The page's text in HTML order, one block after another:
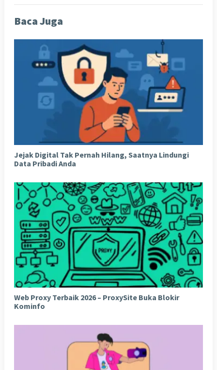
Baca Juga
Jejak Digital Tak Pernah Hilang, Saatnya Lindungi
Data Pribadi Anda
Web Proxy Terbaik 2026 – ProxySite Buka Blokir
Kominfo